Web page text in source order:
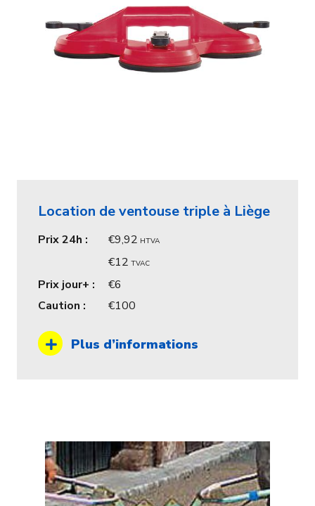
Location de ventouse triple à Liège
Prix 24h : 9,92 HTVA
12 TVAC
Prix jour+ :
6
Caution :
100
Plus d’informations